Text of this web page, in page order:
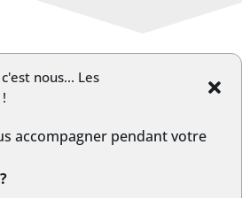
nous... Les
accompagner pendant votre